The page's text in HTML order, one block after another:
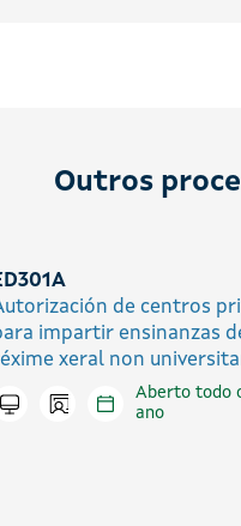
Outros
de centros
impartir ensinanzas
xeral non
Tramitar en liña
Icono presencial
Aberto todo
ano